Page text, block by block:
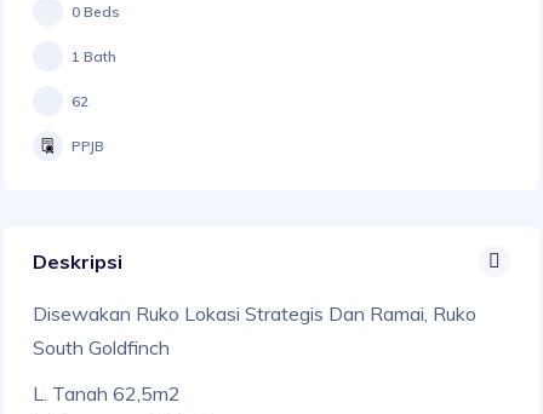
0 Beds
1 Bath
62
PPJB
Deskripsi
Disewakan Ruko Lokasi Strategis Dan Ramai, Ruko
South Goldfinch
L. Tanah 62,5m2